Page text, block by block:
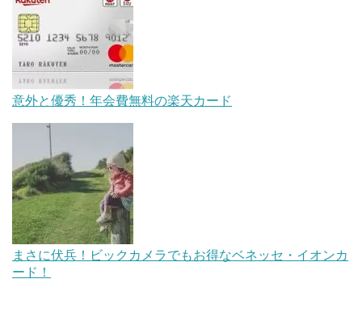
意外と優秀！年会費無料の楽天カード
まさに伏兵！ビックカメラでもお得なベネッセ・イオンカ
ード！